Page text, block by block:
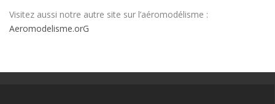
Visitez aussi notre autre site sur l’aéromodélisme :
Aeromodelisme.orG